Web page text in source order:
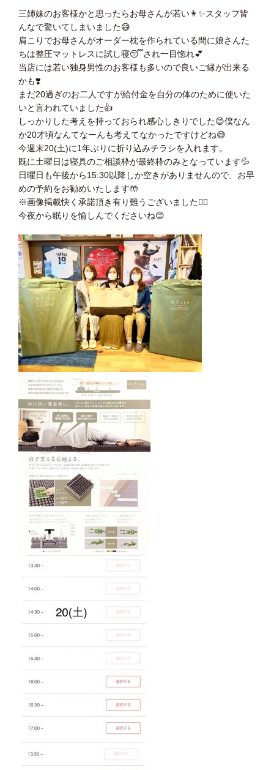
三姉妹のお客様かと思ったらお母さんが若い👩✨スタッフ皆
んなで驚いてしまいました😅
肩こりでお母さんがオーダー枕を作られている間に娘さんた
ちは整圧マットレスに試し寝😴され一目惚れ💕
当店には若い独身男性のお客様も多いので良いご縁が出来る
かも❣️
まだ20過ぎのお二人ですが給付金を自分の体のために使いた
いと言われていました👍
しっかりした考えを持っておられ感心しきりでした😊僕なん
か20才頃なんてなーんも考えてなかったですけどね😅
今週末20(土)に1年ぶりに折り込みチラシを入れます。
既に土曜日は寝具のご相談枠が最終枠のみとなっています💦
日曜日も午後から15:30以降しか空きがありませんので、お早
めの予約をお勧めいたします🤲
※画像掲載快く承諾頂き有り難うございました🙇‍♂️
今夜から眠りを愉しんでくださいね😊